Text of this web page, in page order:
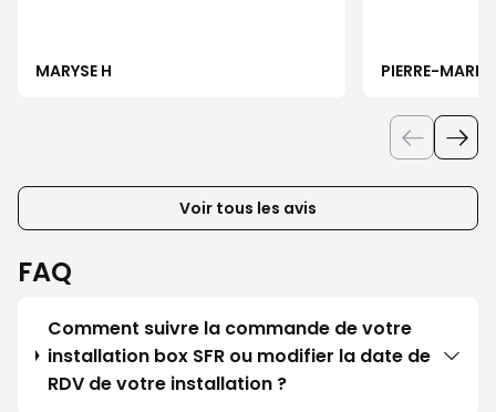
MARYSE H PIERRE-MARIE
Voir tous les avis
FAQ
Comment suivre la commande de votre
installation box SFR ou modifier la date de
RDV de votre installation ?